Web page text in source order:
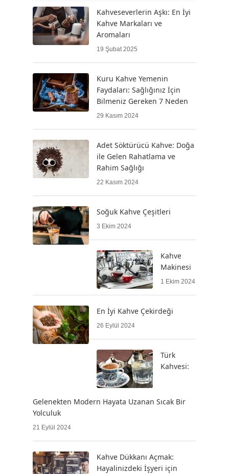
Kahveseverlerin Aşkı: En İyi
Kahve Markaları ve
Aromaları
19 Şubat 2025
Kuru Kahve Yemenin
Faydaları: Sağlığınız İçin
Bilmeniz Gereken 7 Neden
29 Kasım 2024
Adet Söktürücü Kahve: Doğa
ile Gelen Rahatlama ve
Rahim Sağlığı
22 Kasım 2024
Soğuk Kahve Çeşitleri
3 Ekim 2024
Kahve
Makinesi
1 Ekim 2024
En İyi Kahve Çekirdeği
26 Eylül 2024
Türk
Kahvesi:
Gelenekten Modern Hayata Uzanan Sıcak Bir
Yolculuk
21 Eylül 2024
Kahve Dükkanı Açmak:
Hayalinizdeki İşyeri için